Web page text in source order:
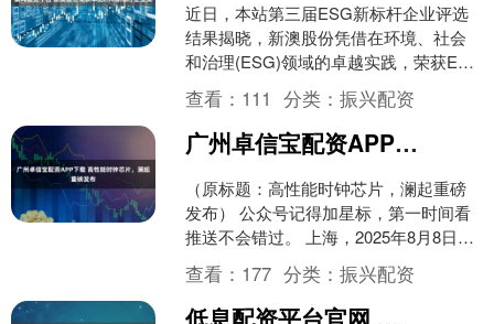
近日，本站第三届ESG新标杆企业评选
结果揭晓，新澳股份凭借在环境、社会
和治理(ESG)领域的卓越实践，荣获ESG
新标杆企业奖。该奖项是由本站联合妙
盈科技等专业权....
查看： 111 分类：振兴配资
广州卓信宝配资APP下载 高性能时钟芯片，澜起重磅发布
（原标题：高性能时钟芯片，澜起重磅
发布） 公众号记得加星标，第一时间看
推送不会错过。 上海，2025年8月8日—
澜起科技今日宣布，继时钟发生器芯片
成功量产后，公....
查看： 177 分类：振兴配资
低息配资平台官网 关税博弈下的苹果(AAPL.US)答卷：千亿追加投资聚焦半导体与AI Wedbush看高目标价至270美元